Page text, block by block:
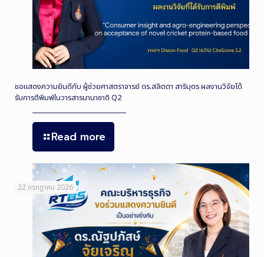
ขอแสดงความยินดีกับ ผู้ช่วยศาสตราจารย์ ดร.สลิตตา สาริบุตร ผลงานวิจัยได้
รับการตีพิมพ์ในวารสารนานาชาติ Q2
Read more
22 กรกฎาคม 2026